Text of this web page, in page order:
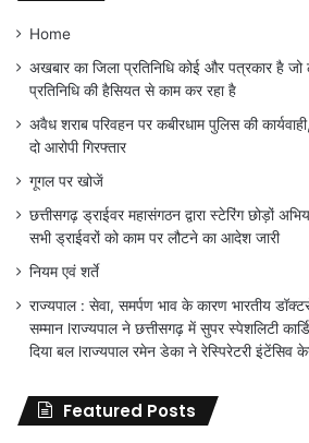
Home
अखबार का जिला प्रतिनिधि कोई और पत्रकार है
प्रतिनिधि की हैसियत से काम कर रहा है
अवैध शराब परिवहन पर कबीरधाम पुलिस की
दो आरोपी गिरफ्तार
गूगल पर खोजें
छत्तीसगढ़ ड्राईवर महासंगठन द्वारा स्टेरिंग छोड़ों
सभी ड्राईवरों को काम पर लौटने का आदेश जारी
नियम एवं शर्ते
राज्यपाल : सेवा, समर्पण भाव के कारण भारतीय
सम्मान lराज्यपाल ने छत्तीसगढ़ में सुपर स्पेशलिटी
दिया बल lराज्यपाल रमेन डेका ने रेस्पिरेटरी इंटेंसिव
Featured Posts